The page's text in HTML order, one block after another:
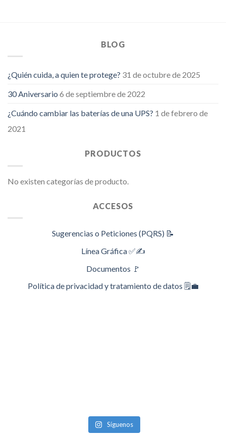
BLOG
¿Quién cuida, a quien te protege? 31 de octubre de 2025
30 Aniversario 6 de septiembre de 2022
¿Cuándo cambiar las baterías de una UPS? 1 de febrero de
2021
PRODUCTOS
No existen categorías de producto.
ACCESOS
Sugerencias o Peticiones (PQRS) 📝
Línea Gráfica ✅✍️
Documentos 🚩
Política de privacidad y tratamiento de datos 🗒️💼
Síguenos